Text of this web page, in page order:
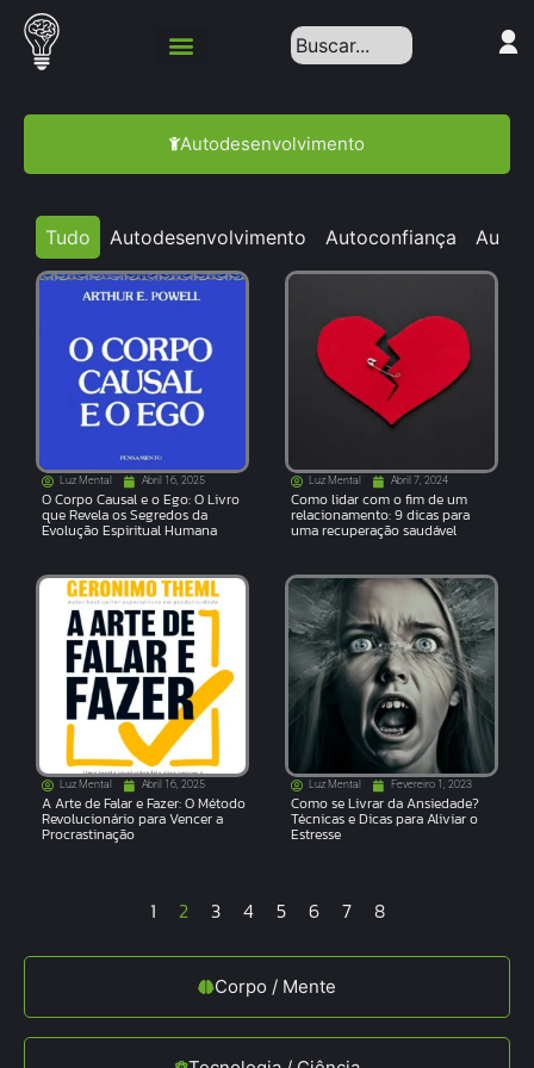
Autodesenvolvimento
Corpo / Mente
Autodesenvolvimento Autoconfiança
Tudo
Luz Mental Abril 16, 2025
O Corpo Causal e o Ego: O Livro
que Revela os Segredos da
Evolução Espiritual Humana
Luz Mental Abril 7, 2024
Como lidar com o fim de um
relacionamento: 9 dicas para
uma recuperação saudável
Luz Mental Abril 16, 2025
A Arte de Falar e Fazer: O Método
Revolucionário para Vencer a
Procrastinação
Luz Mental Fevereiro 1, 2023
Como se Livrar da Ansiedade?
Técnicas e Dicas para Aliviar o
Estresse
1 2 3 4 5 6 7 8